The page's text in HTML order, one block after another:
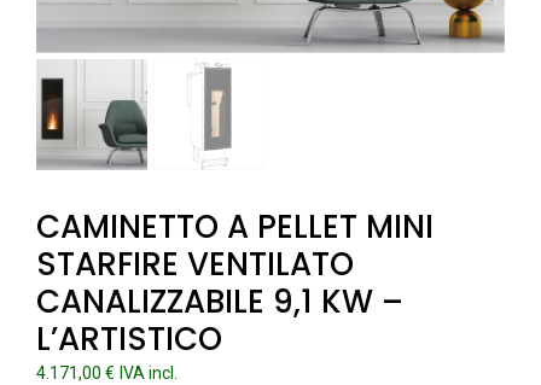
CAMINETTO A PELLET MINI
STARFIRE VENTILATO
CANALIZZABILE 9,1 KW –
L’ARTISTICO
4.171,00 € IVA incl.